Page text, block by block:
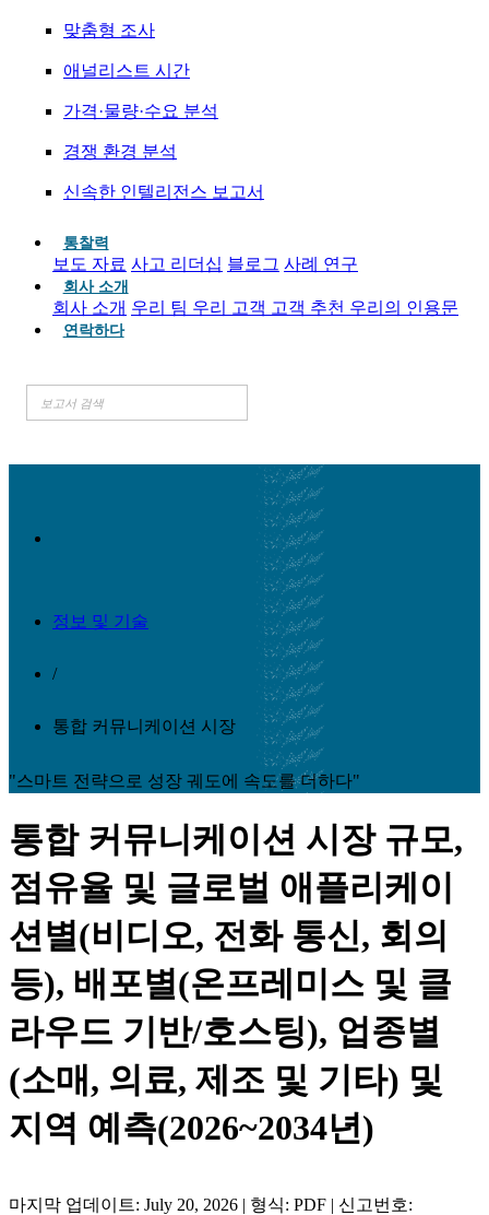
맞춤형 조사
애널리스트 시간
가격·물량·수요 분석
경쟁 환경 분석
신속한 인텔리전스 보고서
통찰력
보도 자료 사고 리더십 블로그 사례 연구
회사 소개
회사 소개 우리 팀 우리 고객 고객 추천 우리의 인용문
연락하다
정보 및 기술
/
통합 커뮤니케이션 시장
"스마트 전략으로 성장 궤도에 속도를 더하다"
통합 커뮤니케이션 시장 규모,
점유율 및 글로벌 애플리케이
션별(비디오, 전화 통신, 회의
등), 배포별(온프레미스 및 클
라우드 기반/호스팅), 업종별
(소매, 의료, 제조 및 기타) 및
지역 예측(2026~2034년)
마지막 업데이트: July 20, 2026 | 형식: PDF | 신고번호: